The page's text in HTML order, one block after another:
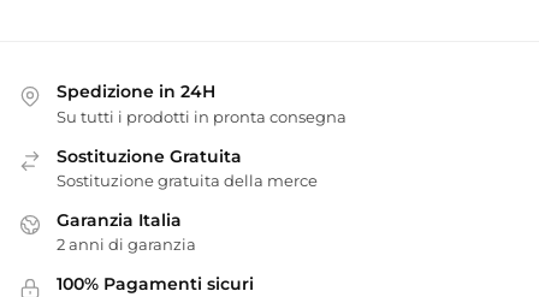
Spedizione in 24H
Su tutti i prodotti in pronta consegna
Sostituzione Gratuita
Sostituzione gratuita della merce
Garanzia Italia
2 anni di garanzia
100% Pagamenti sicuri